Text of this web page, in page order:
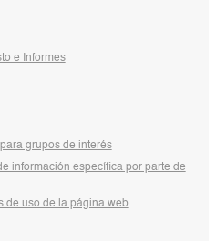
e Informes
grupos de interés
información específica por parte de
de uso de la página web